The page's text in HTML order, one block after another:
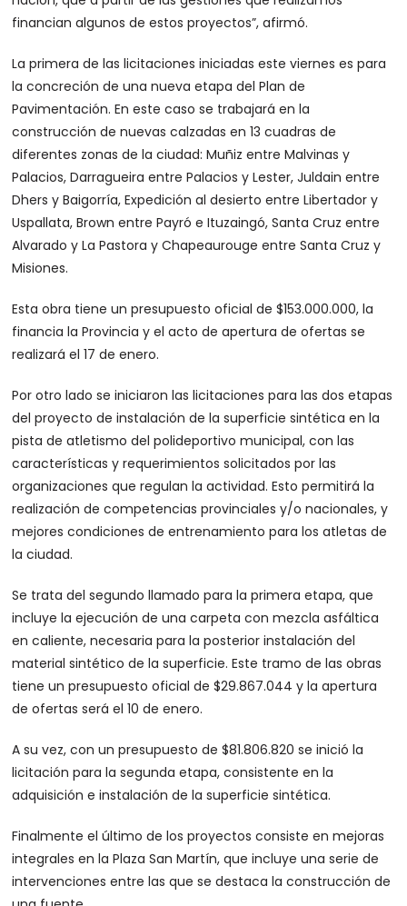
financian algunos de estos proyectos”, afirmó.
La primera de las licitaciones iniciadas este viernes es para
la concreción de una nueva etapa del Plan de
Pavimentación. En este caso se trabajará en la
construcción de nuevas calzadas en 13 cuadras de
diferentes zonas de la ciudad: Muñiz entre Malvinas y
Palacios, Darragueira entre Palacios y Lester, Juldain entre
Dhers y Baigorría, Expedición al desierto entre Libertador y
Uspallata, Brown entre Payró e Ituzaingó, Santa Cruz entre
Alvarado y La Pastora y Chapeaurouge entre Santa Cruz y
Misiones.
Esta obra tiene un presupuesto oficial de $153.000.000, la
financia la Provincia y el acto de apertura de ofertas se
realizará el 17 de enero.
Por otro lado se iniciaron las licitaciones para las dos etapas
del proyecto de instalación de la superficie sintética en la
pista de atletismo del polideportivo municipal, con las
características y requerimientos solicitados por las
organizaciones que regulan la actividad. Esto permitirá la
realización de competencias provinciales y/o nacionales, y
mejores condiciones de entrenamiento para los atletas de
la ciudad.
Se trata del segundo llamado para la primera etapa, que
incluye la ejecución de una carpeta con mezcla asfáltica
en caliente, necesaria para la posterior instalación del
material sintético de la superficie. Este tramo de las obras
tiene un presupuesto oficial de $29.867.044 y la apertura
de ofertas será el 10 de enero.
A su vez, con un presupuesto de $81.806.820 se inició la
licitación para la segunda etapa, consistente en la
adquisición e instalación de la superficie sintética.
Finalmente el último de los proyectos consiste en mejoras
integrales en la Plaza San Martín, que incluye una serie de
intervenciones entre las que se destaca la construcción de